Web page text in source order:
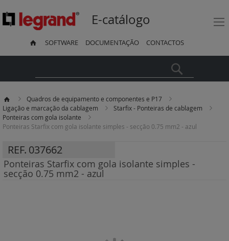
E-catálogo
SOFTWARE DOCUMENTAÇÃO CONTACTOS
Quadros de equipamento e componentes e P17
Ligação e marcação da cablagem
Starfix - Ponteiras de cablagem
Ponteiras com gola isolante
Ponteiras Starfix com gola isolante simples - secção 0.75 mm2 - azul
REF. 037662
Ponteiras Starfix com gola isolante simples -
secção 0.75 mm2 - azul